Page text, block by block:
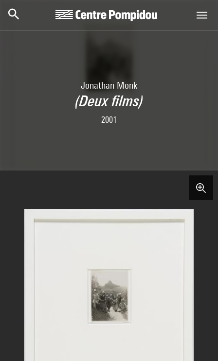
Jonathan Monk
(Deux films)
2001